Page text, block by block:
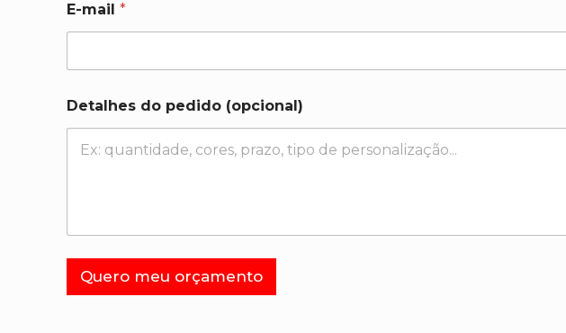
E-mail *
Detalhes do pedido (opcional)
Quero meu orçamento